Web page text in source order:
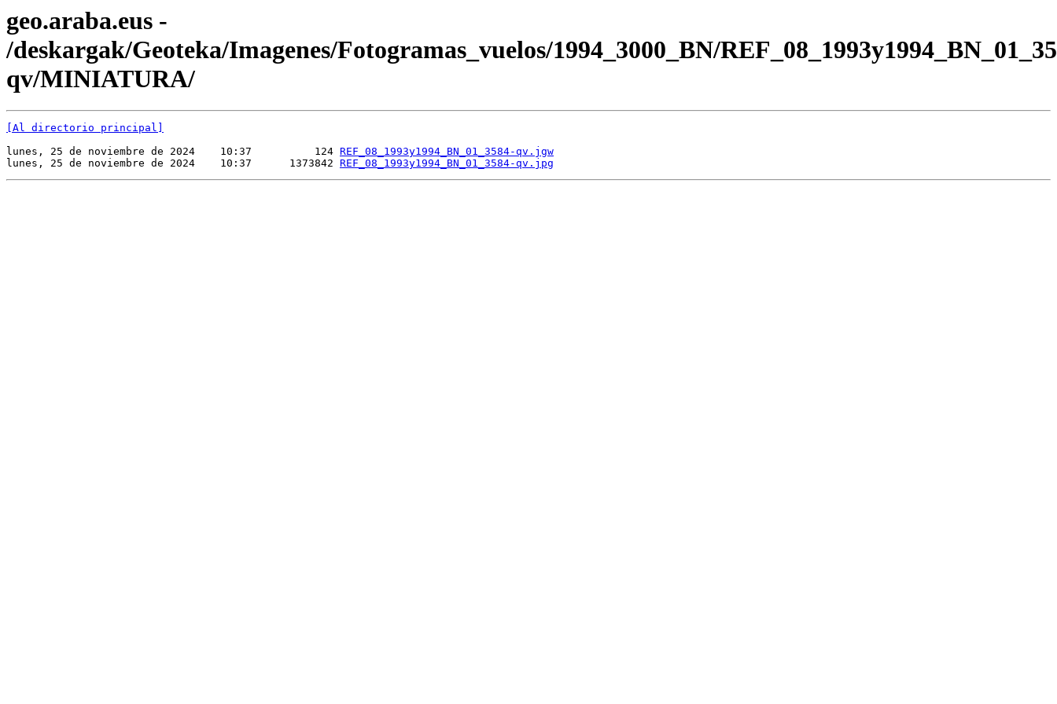
geo.araba.eus -
/deskargak/Geoteka/Imagenes/Fotogramas_vuelos/1994_3000_BN/
qv/MINIATURA/
[Al directorio principal]
lunes, 25 de noviembre de 2024    10:37          124 REF_08_1993y1994_BN_01_3584-qv.jgw
lunes, 25 de noviembre de 2024    10:37      1373842 REF_08_1993y1994_BN_01_3584-qv.jpg